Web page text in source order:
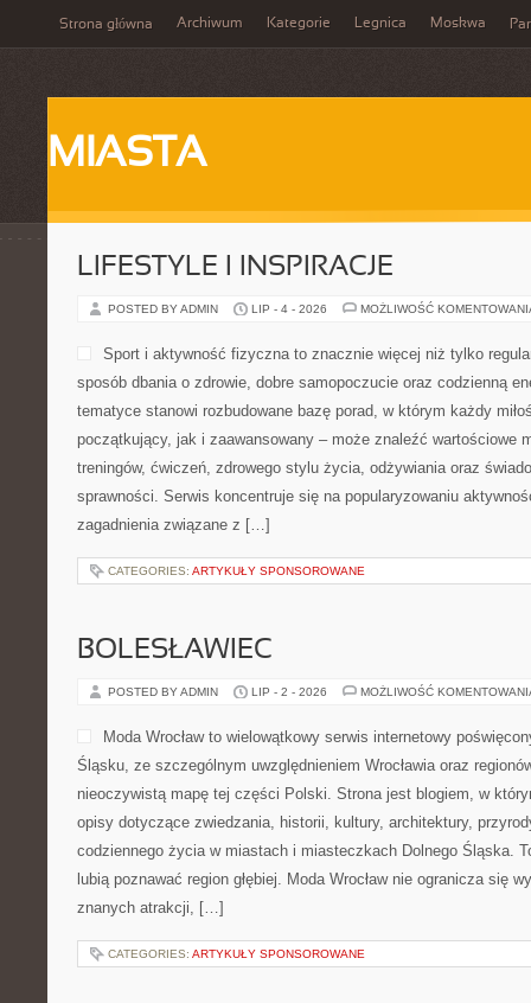
Strona główna Archiwum Kategorie Legnica Moskwa
MIASTA
LIFESTYLE I INSPIRACJE
POSTED BY ADMIN LIP - 4 - 2026 MOŻLIWOŚĆ
Sport i aktywność fizyczna to znacznie więcej niż tylko
sposób dbania o zdrowie, dobre samopoczucie oraz codzienną
tematyce stanowi rozbudowane bazę porad, w którym każdy
początkujący, jak i zaawansowany – może znaleźć wartościowe
treningów, ćwiczeń, zdrowego stylu życia, odżywiania oraz
sprawności. Serwis koncentruje się na popularyzowaniu
zagadnienia związane z […]
CATEGORIES: ARTYKUŁY SPONSOROWANE
BOLESŁAWIEC
POSTED BY ADMIN LIP - 2 - 2026 MOŻLIWOŚĆ
Moda Wrocław to wielowątkowy serwis internetowy
Śląsku, ze szczególnym uwzględnieniem Wrocławia oraz
nieoczywistą mapę tej części Polski. Strona jest blogiem, w
opisy dotyczące zwiedzania, historii, kultury, architektury,
codziennego życia w miastach i miasteczkach Dolnego Śląska.
lubią poznawać region głębiej. Moda Wrocław nie ogranicza się
znanych atrakcji, […]
CATEGORIES: ARTYKUŁY SPONSOROWANE